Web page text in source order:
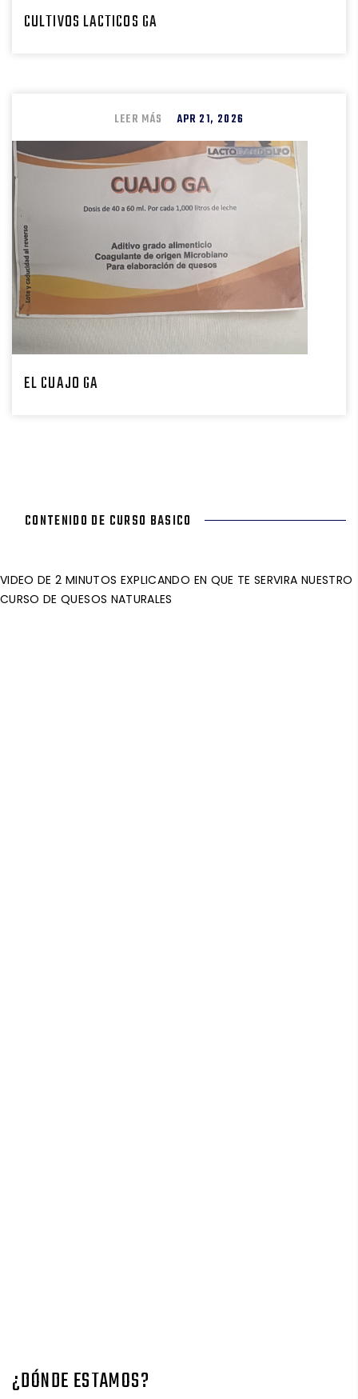
CULTIVOS LACTICOS GA
LEER MÁS APR 21, 2026
EL CUAJO GA
CONTENIDO DE CURSO BASICO
VIDEO DE 2 MINUTOS EXPLICANDO EN QUE TE SERVIRA NUESTRO
CURSO DE QUESOS NATURALES
¿DÓNDE ESTAMOS?